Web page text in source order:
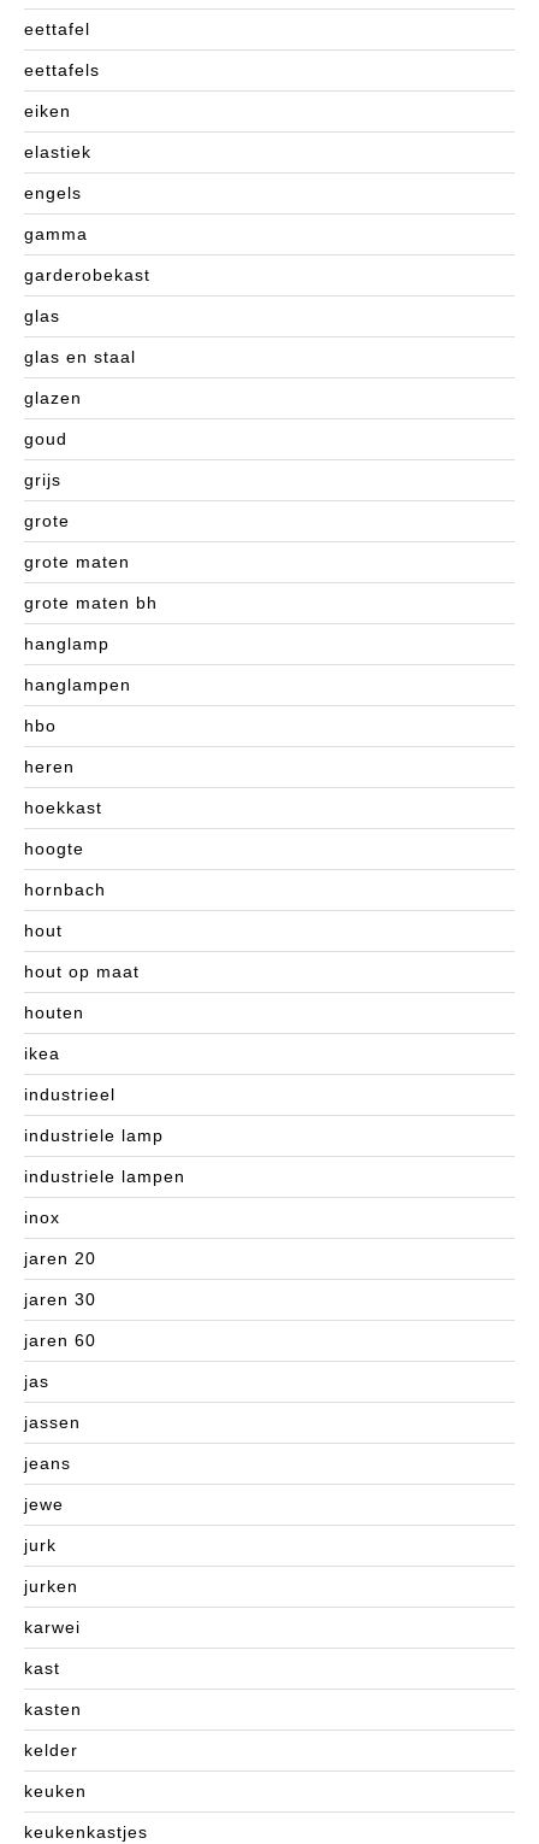
eettafel
eettafels
eiken
elastiek
engels
gamma
garderobekast
glas
glas en staal
glazen
goud
grijs
grote
grote maten
grote maten bh
hanglamp
hanglampen
hbo
heren
hoekkast
hoogte
hornbach
hout
hout op maat
houten
ikea
industrieel
industriele lamp
industriele lampen
inox
jaren 20
jaren 30
jaren 60
jas
jassen
jeans
jewe
jurk
jurken
karwei
kast
kasten
kelder
keuken
keukenkastjes